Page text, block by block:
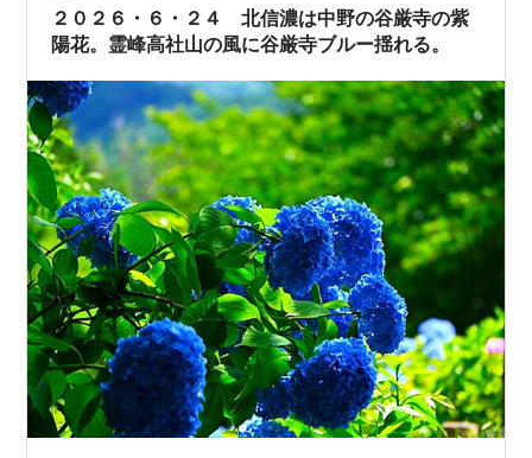
２０２６・６・２４ 北信濃は中野の谷厳寺の紫
陽花。霊峰高社山の風に谷厳寺ブルー揺れる。